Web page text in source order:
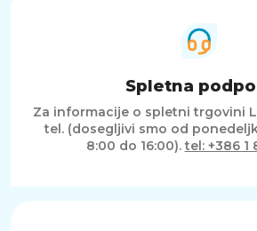
Spletna
Za informacije o spletni trgovini
tel. (dosegljivi smo od
8:00 do 16:00).tel: +386 1